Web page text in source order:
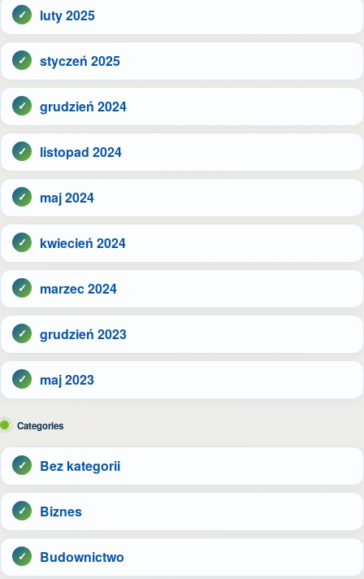
luty 2025
styczeń 2025
grudzień 2024
listopad 2024
maj 2024
kwiecień 2024
marzec 2024
grudzień 2023
maj 2023
Categories
Bez kategorii
Biznes
Budownictwo